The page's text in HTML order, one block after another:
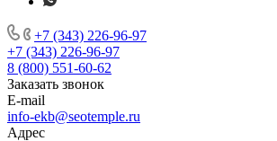
+7 (343) 226-96-97
+7 (343) 226-96-97
8 (800) 551-60-62
Заказать звонок
E-mail
info-ekb@seotemple.ru
Адрес